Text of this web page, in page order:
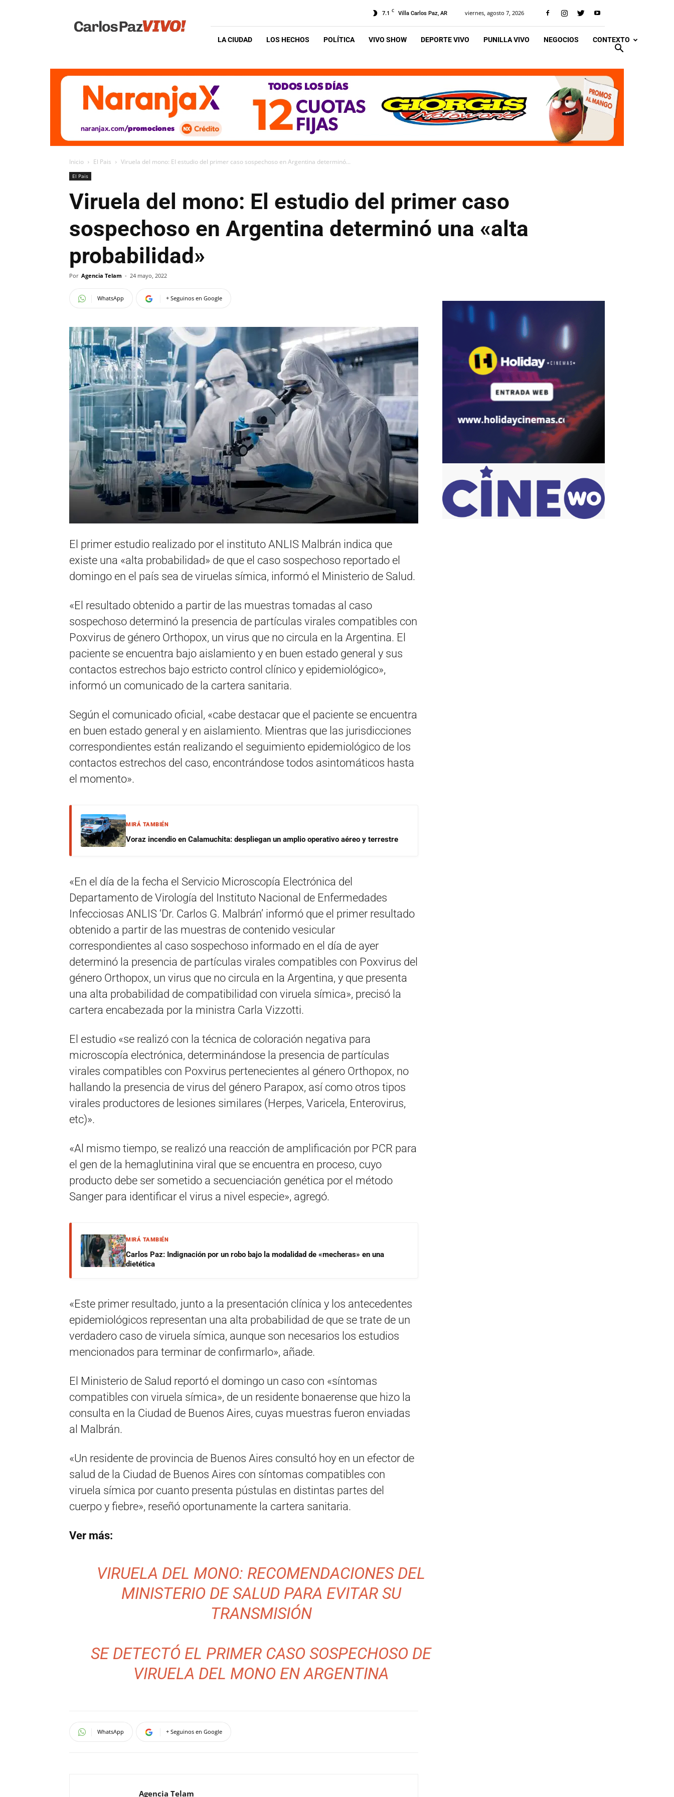
Vivo
7.1 C Villa Carlos Paz, AR viernes, agosto 7, 2026
LA CIUDAD LOS HECHOS POLÍTICA VIVO SHOW DEPORTE VIVO PUNILLA VIVO NEGOCIOS CONTEXTO
Inicio El Pais Viruela del mono: El estudio del primer caso sospechoso en Argentina determinó...
El Pais
Viruela del mono: El estudio del primer caso
sospechoso en Argentina determinó una «alta
probabilidad»
Por Agencia Telam - 24 mayo, 2022
WhatsApp + Seguinos en Google
El primer estudio realizado por el instituto ANLIS Malbrán indica que
existe una «alta probabilidad» de que el caso sospechoso reportado el
domingo en el país sea de viruelas símica, informó el Ministerio de Salud.
«El resultado obtenido a partir de las muestras tomadas al caso
sospechoso determinó la presencia de partículas virales compatibles con
Poxvirus de género Orthopox, un virus que no circula en la Argentina. El
paciente se encuentra bajo aislamiento y en buen estado general y sus
contactos estrechos bajo estricto control clínico y epidemiológico»,
informó un comunicado de la cartera sanitaria.
Según el comunicado oficial, «cabe destacar que el paciente se encuentra
en buen estado general y en aislamiento. Mientras que las jurisdicciones
correspondientes están realizando el seguimiento epidemiológico de los
contactos estrechos del caso, encontrándose todos asintomáticos hasta
el momento».
MIRÁ TAMBIÉN
Voraz incendio en Calamuchita: despliegan un amplio operativo aéreo y terrestre
«En el día de la fecha el Servicio Microscopía Electrónica del
Departamento de Virología del Instituto Nacional de Enfermedades
Infecciosas ANLIS ‘Dr. Carlos G. Malbrán’ informó que el primer resultado
obtenido a partir de las muestras de contenido vesicular
correspondientes al caso sospechoso informado en el día de ayer
determinó la presencia de partículas virales compatibles con Poxvirus del
género Orthopox, un virus que no circula en la Argentina, y que presenta
una alta probabilidad de compatibilidad con viruela símica», precisó la
cartera encabezada por la ministra Carla Vizzotti.
El estudio «se realizó con la técnica de coloración negativa para
microscopía electrónica, determinándose la presencia de partículas
virales compatibles con Poxvirus pertenecientes al género Orthopox, no
hallando la presencia de virus del género Parapox, así como otros tipos
virales productores de lesiones similares (Herpes, Varicela, Enterovirus,
etc)».
«Al mismo tiempo, se realizó una reacción de amplificación por PCR para
el gen de la hemaglutinina viral que se encuentra en proceso, cuyo
producto debe ser sometido a secuenciación genética por el método
Sanger para identificar el virus a nivel especie», agregó.
MIRÁ TAMBIÉN
Carlos Paz: Indignación por un robo bajo la modalidad de «mecheras» en una
dietética
«Este primer resultado, junto a la presentación clínica y los antecedentes
epidemiológicos representan una alta probabilidad de que se trate de un
verdadero caso de viruela símica, aunque son necesarios los estudios
mencionados para terminar de confirmarlo», añade.
El Ministerio de Salud reportó el domingo un caso con «síntomas
compatibles con viruela símica», de un residente bonaerense que hizo la
consulta en la Ciudad de Buenos Aires, cuyas muestras fueron enviadas
al Malbrán.
«Un residente de provincia de Buenos Aires consultó hoy en un efector de
salud de la Ciudad de Buenos Aires con síntomas compatibles con
viruela símica por cuanto presenta pústulas en distintas partes del
cuerpo y fiebre», reseñó oportunamente la cartera sanitaria.
Ver más:
VIRUELA DEL MONO: RECOMENDACIONES DEL
MINISTERIO DE SALUD PARA EVITAR SU
TRANSMISIÓN
SE DETECTÓ EL PRIMER CASO SOSPECHOSO DE
VIRUELA DEL MONO EN ARGENTINA
WhatsApp + Seguinos en Google
Agencia Telam